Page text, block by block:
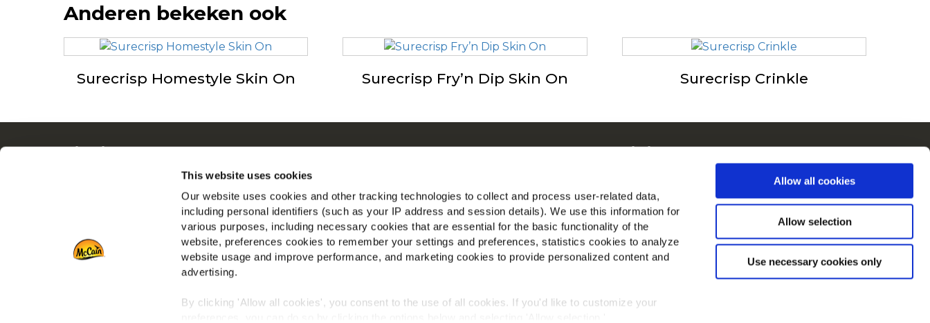
This website uses cookies
Our website uses cookies and other tracking technologies to collect and process user-related data,
including personal identifiers (such as your IP address and session details). We use this information for
various purposes, including necessary cookies that are essential for the basic functionality of the
website, preferences cookies to remember your settings and preferences, statistics cookies to analyze
website usage and improve performance, and marketing cookies to provide personalized content and
advertising.
By clicking 'Allow all cookies', you consent to the use of all cookies. If you'd like to customize your
Allow all cookies
Allow selection
Use necessary cookies only
Anderen bekeken ook
Surecrisp Homestyle Skin On Surecrisp Fry’n Dip Skin On Surecrisp Crinkle
Navigatie
Downloads
Over ons
Driven by Our Roots
Banen
Veelgestelde vragen
Dienst
Retail
McCain in Europa
Vind ons op